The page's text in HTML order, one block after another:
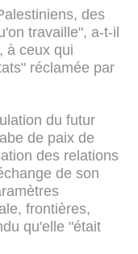
des
travaille", a-t-il
à ceux qui
réclamée par
du futur
de paix de
des relations
de son
frontières,
qu'elle "était